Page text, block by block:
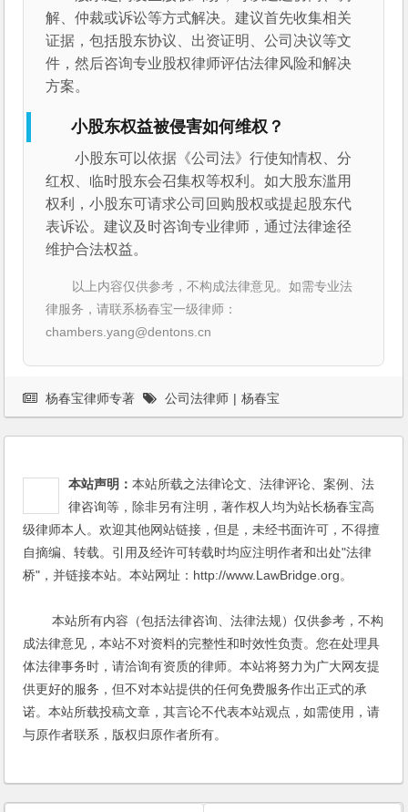
解、仲裁或诉讼等方式解决。建议首先收集相关
证据，包括股东协议、出资证明、公司决议等文
件，然后咨询专业股权律师评估法律风险和解决
方案。
小股东权益被侵害如何维权？
小股东可以依据《公司法》行使知情权、分
红权、临时股东会召集权等权利。如大股东滥用
权利，小股东可请求公司回购股权或提起股东代
表诉讼。建议及时咨询专业律师，通过法律途径
维护合法权益。
以上内容仅供参考，不构成法律意见。如需专业法
律服务，请联系杨春宝一级律师：
chambers.yang@dentons.cn
杨春宝律师专著 公司法律师 | 杨春宝
本站声明：本站所载之法律论文、法律评论、案例、法
律咨询等，除非另有注明，著作权人均为站长杨春宝高
级律师本人。欢迎其他网站链接，但是，未经书面许可，不得擅
自摘编、转载。引用及经许可转载时均应注明作者和出处"法律
桥"，并链接本站。本站网址：http://www.LawBridge.org。
本站所有内容（包括法律咨询、法律法规）仅供参考，不构
成法律意见，本站不对资料的完整性和时效性负责。您在处理具
体法律事务时，请洽询有资质的律师。本站将努力为广大网友提
供更好的服务，但不对本站提供的任何免费服务作出正式的承
诺。本站所载投稿文章，其言论不代表本站观点，如需使用，请
与原作者联系，版权归原作者所有。